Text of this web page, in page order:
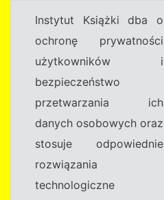
Instytut Książki dba o
ochronę prywatności
użytkowników i
bezpieczeństwo
przetwarzania ich
danych osobowych oraz
stosuje odpowiednie
rozwiązania
technologiczne